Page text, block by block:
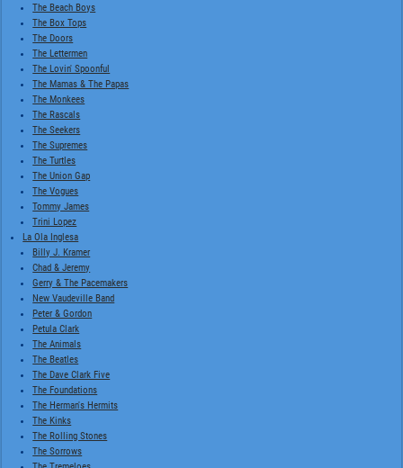
The Beach Boys
The Box Tops
The Doors
The Lettermen
The Lovin' Spoonful
The Mamas & The Papas
The Monkees
The Rascals
The Seekers
The Supremes
The Turtles
The Union Gap
The Vogues
Tommy James
Trini Lopez
La Ola Inglesa
Billy J. Kramer
Chad & Jeremy
Gerry & The Pacemakers
New Vaudeville Band
Peter & Gordon
Petula Clark
The Animals
The Beatles
The Dave Clark Five
The Foundations
The Herman's Hermits
The Kinks
The Rolling Stones
The Sorrows